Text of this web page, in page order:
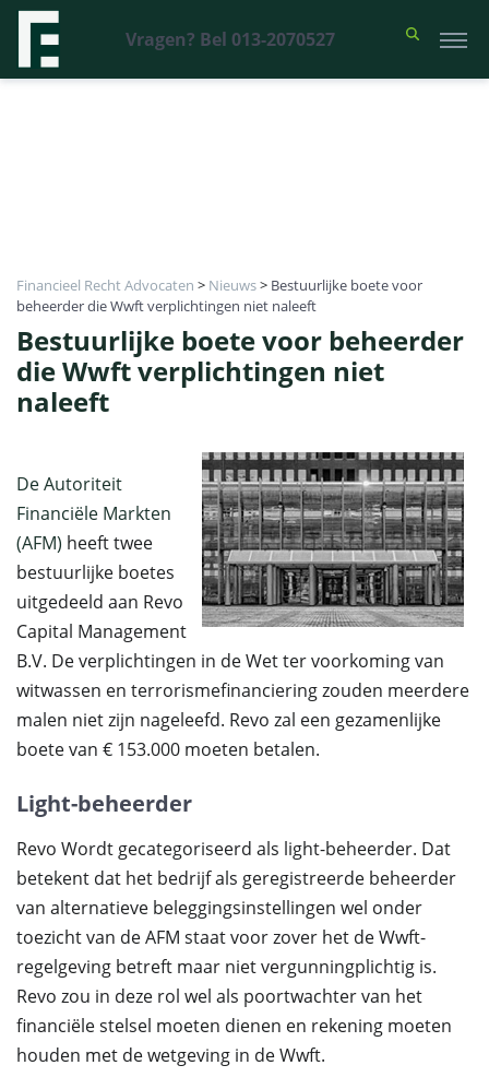
Vragen? Bel 013-2070527
Financieel Recht Advocaten > Nieuws> Bestuurlijke boete voor
beheerder die Wwft verplichtingen niet naleeft
Bestuurlijke boete voor beheerder
die Wwft verplichtingen niet
naleeft
De Autoriteit
Financiële Markten
(AFM) heeft twee
bestuurlijke boetes
uitgedeeld aan Revo
Capital Management
B.V. De verplichtingen in de Wet ter voorkoming van
witwassen en terrorismefinanciering zouden meerdere
malen niet zijn nageleefd. Revo zal een gezamenlijke
boete van € 153.000 moeten betalen.
Light-beheerder
Revo Wordt gecategoriseerd als light-beheerder. Dat
betekent dat het bedrijf als geregistreerde beheerder
van alternatieve beleggingsinstellingen wel onder
toezicht van de AFM staat voor zover het de Wwft-
regelgeving betreft maar niet vergunningplichtig is.
Revo zou in deze rol wel als poortwachter van het
financiële stelsel moeten dienen en rekening moeten
houden met de wetgeving in de Wwft.